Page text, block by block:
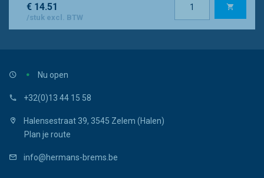
€ 14.51
/stuk excl. BTW
Nu open
+32(0)13 44 15 58
Halensestraat 39, 3545 Zelem (Halen)
Plan je route
info@hermans-brems.be